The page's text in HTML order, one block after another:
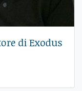
di Exodus